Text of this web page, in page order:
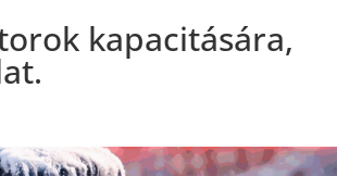
kapacitására,